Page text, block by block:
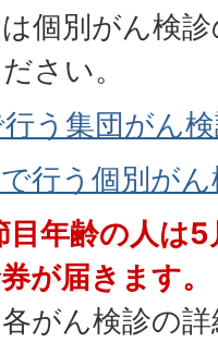
個別がん検
さい。
う集団がん
行う個別が
年齢の人は
が届きます。
がん検診の